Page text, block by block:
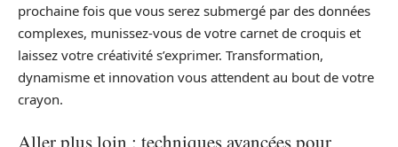
prochaine fois que vous serez submergé par des données
complexes, munissez-vous de votre carnet de croquis et
laissez votre créativité s’exprimer. Transformation,
dynamisme et innovation vous attendent au bout de votre
crayon.
Aller plus loin : techniques avancées pour